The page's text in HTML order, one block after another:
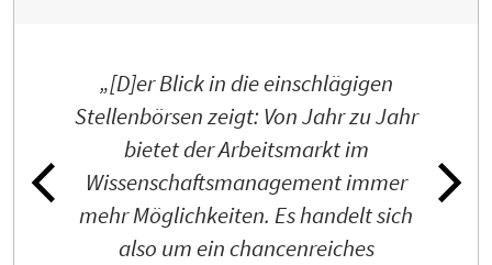
„[D]er Blick in die einschlägigen
Stellenbörsen zeigt: Von Jahr zu Jahr
bietet der Arbeitsmarkt im
Wissenschaftsmanagement immer
mehr Möglichkeiten. Es handelt sich
also um ein chancenreiches